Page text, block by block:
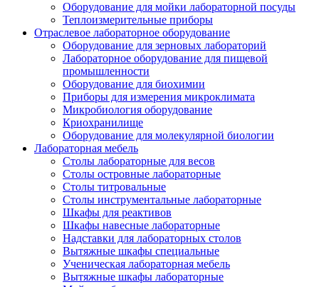
Оборудование для мойки лабораторной посуды
Теплоизмерительные приборы
Отраслевое лабораторное оборудование
Оборудование для зерновых лабораторий
Лабораторное оборудование для пищевой
промышленности
Оборудование для биохимии
Приборы для измерения микроклимата
Микробиология оборудование
Криохранилище
Оборудование для молекулярной биологии
Лабораторная мебель
Столы лабораторные для весов
Столы островные лабораторные
Столы титровальные
Столы инструментальные лабораторные
Шкафы для реактивов
Шкафы навесные лабораторные
Надставки для лабораторных столов
Вытяжные шкафы специальные
Ученическая лабораторная мебель
Вытяжные шкафы лабораторные